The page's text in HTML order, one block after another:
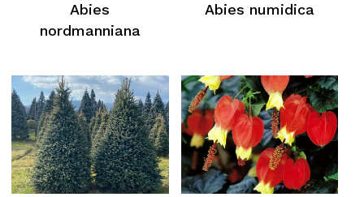
Abies
nordmanniana
Abies numidica